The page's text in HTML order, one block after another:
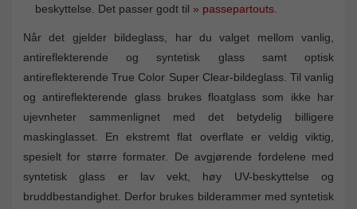
beskyttelse. Det passer godt til » passepartouts
Når det gjelder bildeglass, har du valget mellom vanlig,
antireflekterende og syntetisk glass samt optisk
antireflekterende True Color Super Clear-bildeglass. Til vanlig
og antireflekterende glass brukes floatglass som ikke har
ujevnheter sammenlignet med det betydelig billigere
maskinglasset. En ekstremt flat overflate er veldig viktig,
spesielt for større formater. De avgjørende fordelene med
syntetisk glass er lav vekt, høy UV-beskyttelse og
bruddbestandighet. Derfor brukes bilderammer med syntetisk